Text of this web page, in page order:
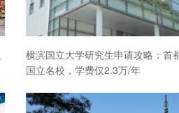
横滨国立大学研究生申请攻略：首
国立名校，学费仅2.3万/年